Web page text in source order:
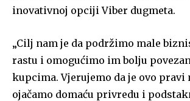
inovativnoj opciji Viber dugmeta.
„Cilj nam je da podržimo male
rastu i omogućimo im bolju
kupcima. Vjerujemo da je ovo pravi
ojačamo domaću privredu i